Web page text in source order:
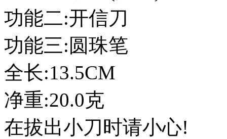
功能二:开信刀
功能三:圆珠笔
全长:13.5CM
净重:20.0克
在拔出小刀时请小心!